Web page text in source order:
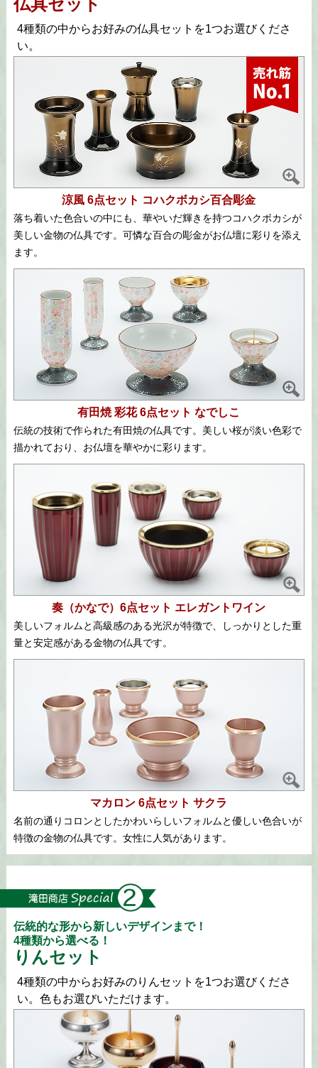
4種類の中からお好みの仏具セットを1つお選びくださ
い。
涼風 6点セット コハクボカシ百合彫金
落ち着いた色合いの中にも、華やいだ輝きを持つコハクボカシが
美しい金物の仏具です。可憐な百合の彫金がお仏壇に彩りを添え
ます。
有田焼 彩花 6点セット なでしこ
伝統の技術で作られた有田焼の仏具です。美しい桜が淡い色彩で
描かれており、お仏壇を華やかに彩ります。
奏（かなで）6点セット エレガントワイン
美しいフォルムと高級感のある光沢が特徴で、しっかりとした重
量と安定感がある金物の仏具です。
マカロン 6点セット サクラ
名前の通りコロンとしたかわいらしいフォルムと優しい色合いが
特徴の金物の仏具です。女性に人気があります。
伝統的な形から新しいデザインまで！
4種類から選べる！
りんセット
4種類の中からお好みのりんセットを1つお選びくださ
い。色もお選びいただけます。